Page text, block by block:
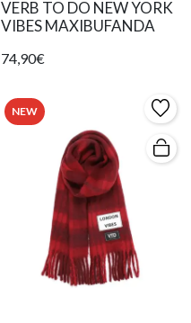
VERB TO DO NEW YORK
VIBES MAXIBUFANDA
74,90€
NEW